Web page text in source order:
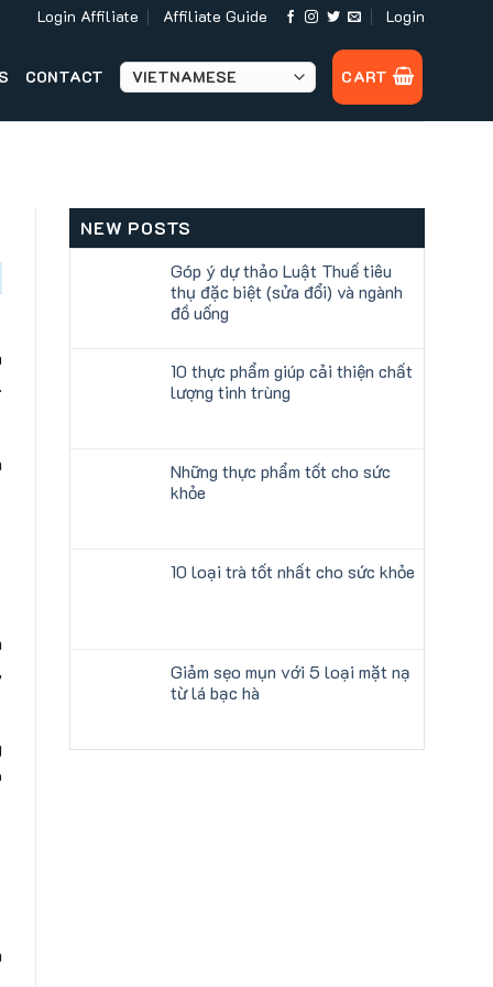
Login Affiliate Affiliate Guide Login
CONTACT CART
NEW POSTS
Góp ý dự thảo Luật Thuế tiêu
thụ đặc biệt (sửa đổi) và ngành
đồ uống
10 thực phẩm giúp cải thiện chất
lượng tinh trùng
Những thực phẩm tốt cho sức
khỏe
10 loại trà tốt nhất cho sức khỏe
Giảm sẹo mụn với 5 loại mặt nạ
từ lá bạc hà